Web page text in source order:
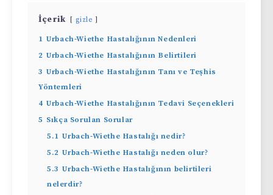
İçerik gizle
1 Urbach-Wiethe Hastalığının Nedenleri
2 Urbach-Wiethe Hastalığının Belirtileri
3 Urbach-Wiethe Hastalığının Tanı ve Teşhis
Yöntemleri
4 Urbach-Wiethe Hastalığının Tedavi Seçenekleri
5 Sıkça Sorulan Sorular
5.1 Urbach-Wiethe Hastalığı nedir?
5.2 Urbach-Wiethe Hastalığı neden olur?
5.3 Urbach-Wiethe Hastalığının belirtileri
nelerdir?